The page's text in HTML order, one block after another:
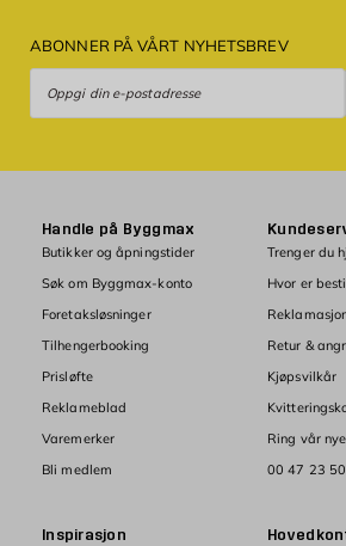
ABONNER PÅ VÅRT NYHETSBREV
Handle på Byggmax
Butikker og åpningstider
Søk om Byggmax-konto
Foretaksløsninger
Tilhengerbooking
Prisløfte
Reklameblad
Varemerker
Bli medlem
Trenger du
Hvor er
Retur &
Kjøpsvilkår
Ring vår
00 47 23
Inspirasjon